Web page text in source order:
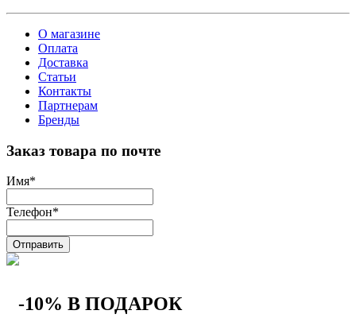
О магазине
Оплата
Доставка
Статьи
Контакты
Партнерам
Бренды
Заказ товара по почте
Имя*
Телефон*
Отправить
-10% В ПОДАРОК